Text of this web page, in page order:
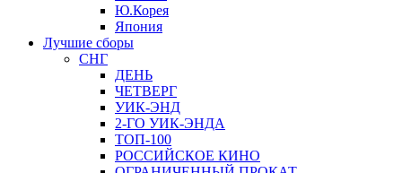
Ю.Корея
Япония
Лучшие сборы
СНГ
ДЕНЬ
ЧЕТВЕРГ
УИК-ЭНД
2-ГО УИК-ЭНДА
ТОП-100
РОССИЙСКОЕ КИНО